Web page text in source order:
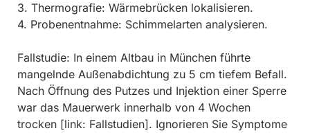
3. Thermografie: Wärmebrücken lokalisieren.
4. Probenentnahme: Schimmelarten analysieren.
Fallstudie: In einem Altbau in München führte
mangelnde Außenabdichtung zu 5 cm tiefem Befall.
Nach Öffnung des Putzes und Injektion einer Sperre
war das Mauerwerk innerhalb von 4 Wochen
trocken [link: Fallstudien]. Ignorieren Sie Symptome